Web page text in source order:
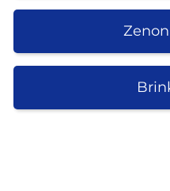
Zenon